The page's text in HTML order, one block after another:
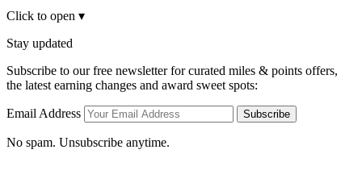
Click to open ▾
Stay updated
Subscribe to our free newsletter for curated miles & points offers,
the latest earning changes and award sweet spots:
Email Address Subscribe
No spam. Unsubscribe anytime.